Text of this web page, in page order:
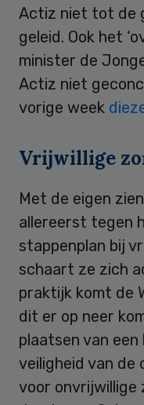
Actiz niet tot de
geleid. Ook het
minister de
Actiz niet
vorige week
Vrijwillige
Met de eigen
allereerst tegen
stappenplan bij
schaart ze zich
praktijk komt de
dit er op neer
plaatsen van een
veiligheid van de
voor onvrijwillige